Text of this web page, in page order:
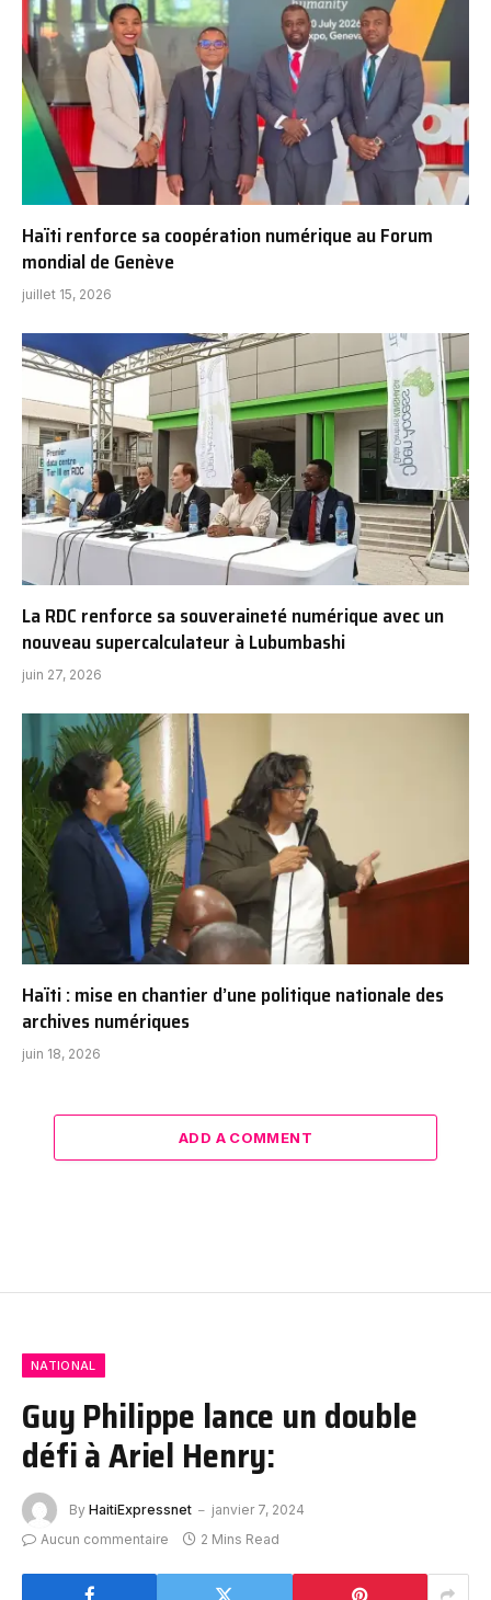
Haïti renforce sa coopération numérique au Forum
mondial de Genève
juillet 15, 2026
La RDC renforce sa souveraineté numérique avec un
nouveau supercalculateur à Lubumbashi
juin 27, 2026
Haïti : mise en chantier d’une politique nationale des
archives numériques
juin 18, 2026
ADD A COMMENT
NATIONAL
Guy Philippe lance un double
défi à Ariel Henry:
By HaitiExpressnet
janvier 7, 2024
Aucun commentaire
2 Mins Read